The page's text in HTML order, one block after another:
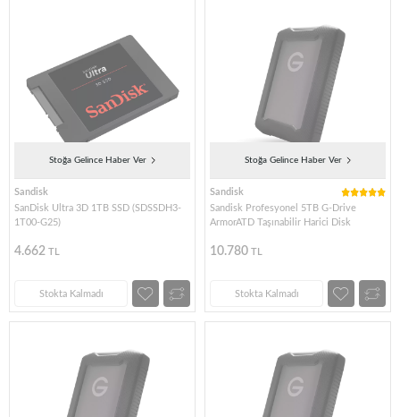
Stoğa Gelince Haber Ver
Sandisk
SanDisk Ultra 3D 1TB SSD (SDSSDH3-
1T00-G25)
4.662 TL
Stokta Kalmadı
Stoğa Gelince Haber Ver
Sandisk
Sandisk Profesyonel 5TB G-Drive
ArmorATD Taşınabilir Harici Disk
10.780 TL
Stokta Kalmadı